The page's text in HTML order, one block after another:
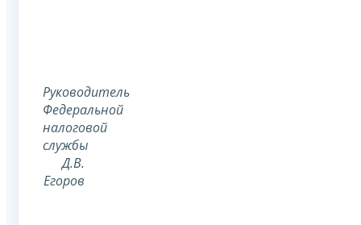
Руководитель
Федеральной
налоговой
службы
Д.В.
Егоров